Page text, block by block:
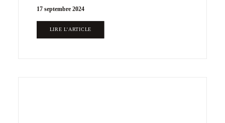
17 septembre 2024
LIRE L'ARTICLE